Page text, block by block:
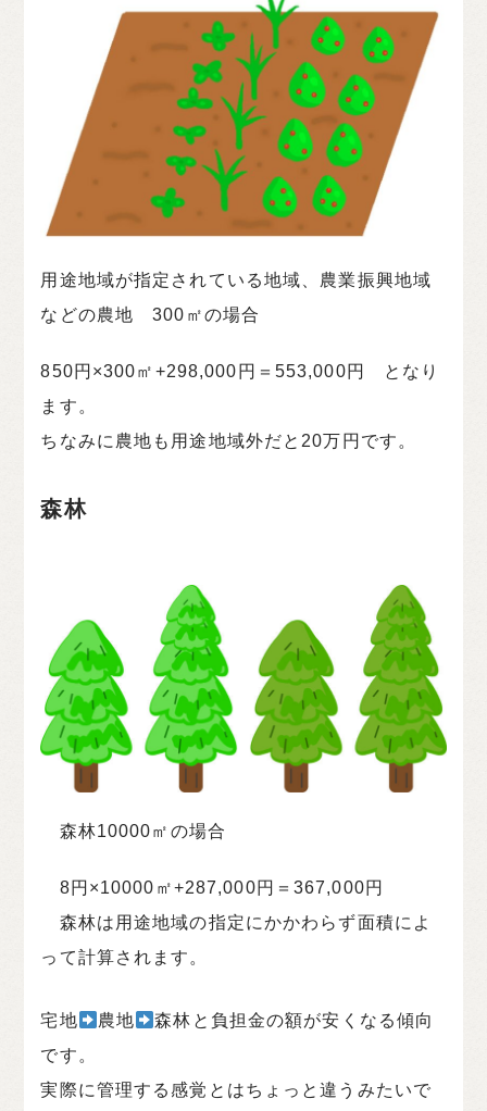
用途地域が指定されている地域、農業振興地域
などの農地 300㎡の場合
850円×300㎡+298,000円＝553,000円 となり
ます。
ちなみに農地も用途地域外だと20万円です。
森林
森林10000㎡の場合
8円×10000㎡+287,000円＝367,000円
森林は用途地域の指定にかかわらず面積によ
って計算されます。
宅地 農地
森林と負担金の額が安くなる傾向
です。
実際に管理する感覚とはちょっと違うみたいで